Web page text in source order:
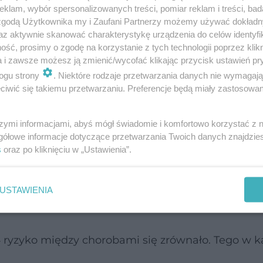
czy tzw. sceptycy covidowi, na początku
sensu.
w 2020 r. z powodu nowej wówczas choroby
na śmierć niż pacjenci hospitalizowani z
szczepionkom i przebytym infekcjom
tego stopnia, że ryzyko wyraźnie malało.
ryzyko zgonu z powodu choroby
między chorobami się zrównało. Tego w
wybór spersonalizowanych treści, pomiar reklam i treści,
Użytkownika my i Zaufani Partnerzy możemy używać
aktywnie skanować charakterystykę urządzenia do celów
prosimy o zgodę na korzystanie z tych technologii poprzez
i zawsze możesz ją zmienić/wycofać klikając przycisk ustawień
strony
. Niektóre rodzaje przetwarzania danych nie
się takiemu przetwarzaniu. Preferencje będą miały
informacjami, abyś mógł świadomie i komfortowo korzystać z
informacje dotyczące przetwarzania Twoich danych
oraz po kliknięciu w „Ustawienia”.
USTAWIENIA